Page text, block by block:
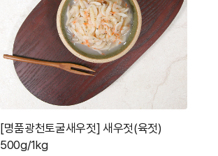
[명품광천토굴새우젓] 새우젓(육젓)
500g/1kg